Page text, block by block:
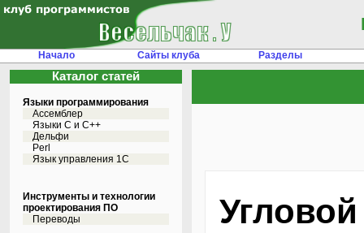
Начало Сайты клуба Разделы
Каталог статей
Языки программирования
Ассемблер
Языки С и C++
Дельфи
Perl
Язык управления 1С
Инструменты и технологии
проектирования ПО
Переводы